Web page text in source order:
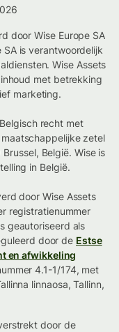
door Wise Europe SA
SA is verantwoordelijk
Wise Assets
met betrekking
marketing.
recht met
zetel
België. Wise is
in België.
door Wise Assets
registratienummer
geautoriseerd als
door de Estse
en afwikkeling
4.1-1/174, met
linnaosa, Tallinn,
door de